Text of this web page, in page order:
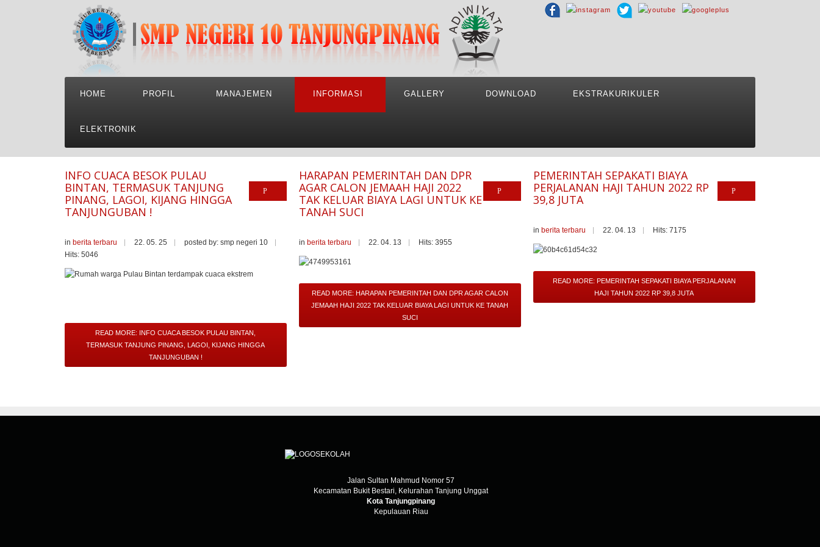
HOME PROFIL MANAJEMEN INFORMASI GALLERY DOWNLOAD EKSTRAKURIKULER
ELEKTRONIK
INFO CUACA BESOK PULAU
BINTAN, TERMASUK TANJUNG
PINANG, LAGOI, KIJANG HINGGA
TANJUNGUBAN !
in berita terbaru 22. 05. 25
posted by: smp negeri 10
Hits: 5046
READ MORE: INFO CUACA BESOK PULAU BINTAN,
TERMASUK TANJUNG PINANG, LAGOI, KIJANG HINGGA
TANJUNGUBAN !
HARAPAN PEMERINTAH DAN DPR
AGAR CALON JEMAAH HAJI 2022
TAK KELUAR BIAYA LAGI UNTUK KE
TANAH SUCI
in berita terbaru 22. 04. 13 Hits: 3955
READ MORE: HARAPAN PEMERINTAH DAN DPR AGAR CALON
JEMAAH HAJI 2022 TAK KELUAR BIAYA LAGI UNTUK KE TANAH
SUCI
PEMERINTAH SEPAKATI BIAYA
PERJALANAN HAJI TAHUN 2022 RP
39,8 JUTA
in berita terbaru 22. 04. 13 Hits: 7175
READ MORE: PEMERINTAH SEPAKATI BIAYA PERJALANAN
HAJI TAHUN 2022 RP 39,8 JUTA
Jalan Sultan Mahmud Nomor 57
Kecamatan Bukit Bestari, Kelurahan Tanjung Unggat
Kota Tanjungpinang
Kepulauan Riau